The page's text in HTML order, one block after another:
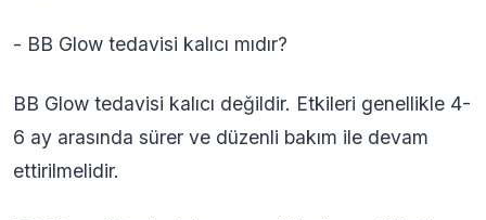
- BB Glow tedavisi kalıcı mıdır?
BB Glow tedavisi kalıcı değildir. Etkileri genellikle 4-
6 ay arasında sürer ve düzenli bakım ile devam
ettirilmelidir.